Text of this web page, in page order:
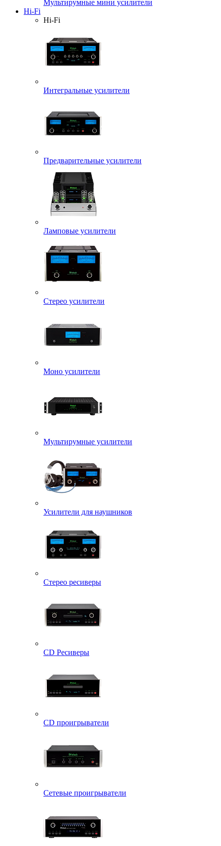
Мультирумные мини усилители
Hi-Fi
Hi-Fi
Интегральные усилители
Предварительные усилители
Ламповые усилители
Стерео усилители
Моно усилители
Мультирумные усилители
Усилители для наушников
Стерео ресиверы
CD Ресиверы
CD проигрыватели
Сетевые проигрыватели